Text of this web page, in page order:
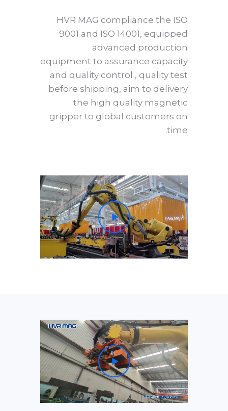
HVR MAG compliance the ISO
9001 and ISO 14001, equipped
advanced production
equipment to assurance capacity
and quality control , quality test
before shipping, aim to delivery
the high quality magnetic
gripper to global customers on
time.